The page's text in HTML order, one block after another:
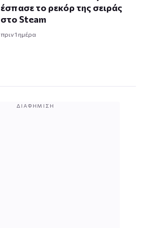
έσπασε το ρεκόρ της σειράς
στο Steam
πριν 1 ημέρα
ΔΙΑΦΉΜΙΣΗ